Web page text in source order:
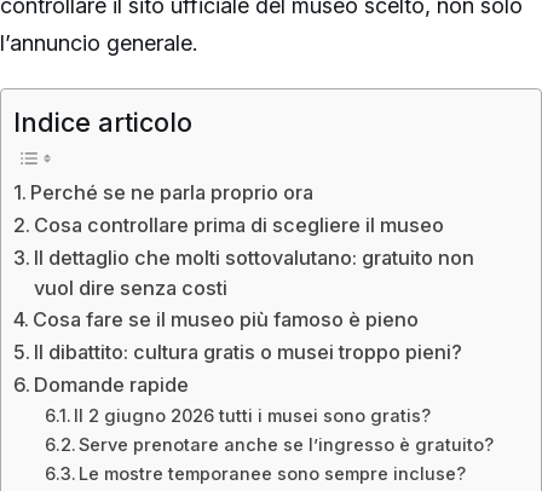
controllare il sito ufficiale del museo scelto, non solo
l’annuncio generale.
Indice articolo
Perché se ne parla proprio ora
Cosa controllare prima di scegliere il museo
Il dettaglio che molti sottovalutano: gratuito non
vuol dire senza costi
Cosa fare se il museo più famoso è pieno
Il dibattito: cultura gratis o musei troppo pieni?
Domande rapide
Il 2 giugno 2026 tutti i musei sono gratis?
Serve prenotare anche se l’ingresso è gratuito?
Le mostre temporanee sono sempre incluse?